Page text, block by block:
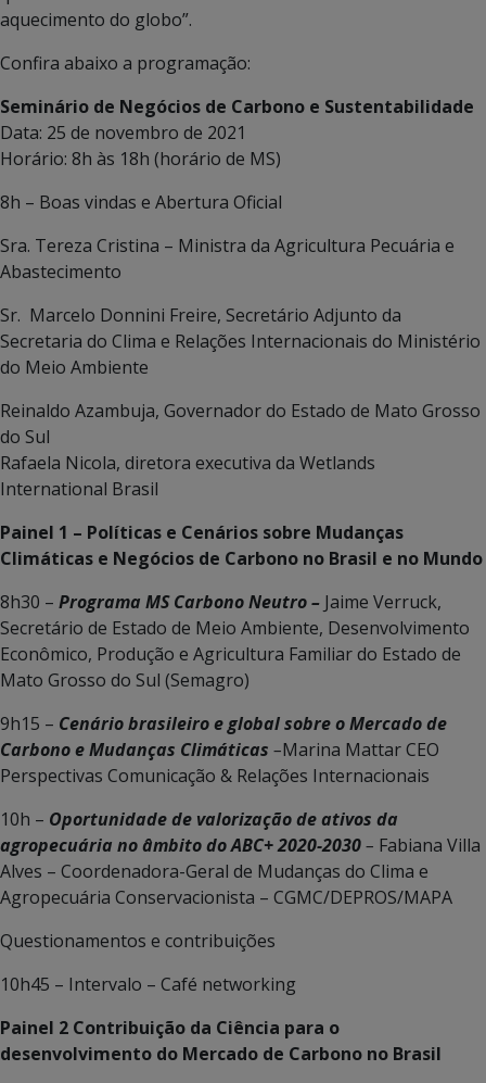
aquecimento do globo”.
Confira abaixo a programação:
Seminário de Negócios de Carbono e Sustentabilidade
Data: 25 de novembro de 2021
Horário: 8h às 18h (horário de MS)
8h – Boas vindas e Abertura Oficial
Sra. Tereza Cristina – Ministra da Agricultura Pecuária e
Abastecimento
Sr. Marcelo Donnini Freire, Secretário Adjunto da
Secretaria do Clima e Relações Internacionais do Ministério
do Meio Ambiente
Reinaldo Azambuja, Governador do Estado de Mato Grosso
do Sul
Rafaela Nicola, diretora executiva da Wetlands
International Brasil
Painel 1 – Políticas e Cenários sobre Mudanças
Climáticas e Negócios de Carbono no Brasil e no Mundo
8h30 – Programa MS Carbono Neutro – Jaime Verruck,
Secretário de Estado de Meio Ambiente, Desenvolvimento
Econômico, Produção e Agricultura Familiar do Estado de
Mato Grosso do Sul (Semagro)
9h15 – Cenário brasileiro e global sobre o Mercado de
Carbono e Mudanças Climáticas –Marina Mattar CEO
Perspectivas Comunicação & Relações Internacionais
10h – Oportunidade de valorização de ativos da
agropecuária no âmbito do ABC+ 2020-2030– Fabiana Villa
Alves – Coordenadora-Geral de Mudanças do Clima e
Agropecuária Conservacionista – CGMC/DEPROS/MAPA
Questionamentos e contribuições
10h45 – Intervalo – Café networking
Painel 2 Contribuição da Ciência para o
desenvolvimento do Mercado de Carbono no Brasil